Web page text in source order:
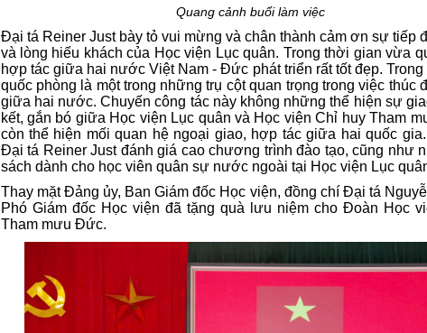
Quang cảnh buổi làm việc
Đại tá Reiner Just bày tỏ vui mừng và chân thành cảm ơn sự tiếp
và lòng hiếu khách của Học viện Lục quân. Trong thời gian vừa
hợp tác giữa hai nước Việt Nam - Đức phát triển rất tốt đẹp.
quốc phòng là một trong những trụ cột quan trọng trong việc thúc
giữa hai nước. Chuyến công tác này không những thể hiện sự
kết, gắn bó giữa Học viện Lục quân và Học viện Chỉ huy Tham
còn thể hiện mối quan hệ ngoại giao, hợp tác giữa hai quốc
Đại tá Reiner Just đánh giá cao chương trình đào tạo, cũng như
sách dành cho học viên quân sự nước ngoài tại Học viện Lục
Thay mặt Đảng ủy, Ban Giám đốc Học viện, đồng chí Đại tá
Phó Giám đốc Học viện đã tặng quà lưu niệm cho Đoàn Học
Tham mưu Đức.